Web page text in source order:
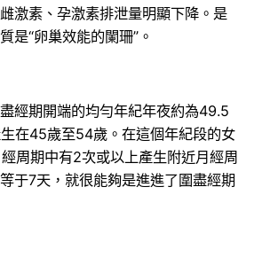
激素、孕激素排泄量明顯下降。是
是“卵巢效能的闌珊”。
經期開端的均勻年紀年夜約為49.5
在45歲至54歲。在這個年紀段的女
周期中有2次或以上產生附近月經周
于7天，就很能夠是進進了圍盡經期